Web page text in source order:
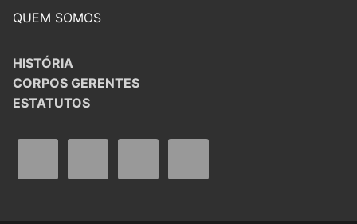
QUEM SOMOS
HISTÓRIA
CORPOS GERENTES
ESTATUTOS